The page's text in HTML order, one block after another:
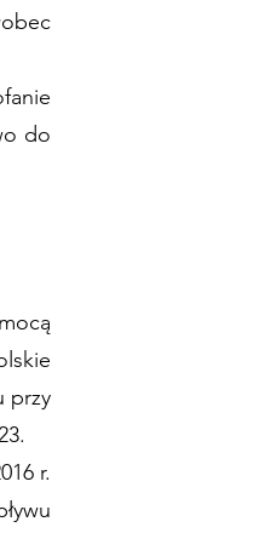
do
przy
r.